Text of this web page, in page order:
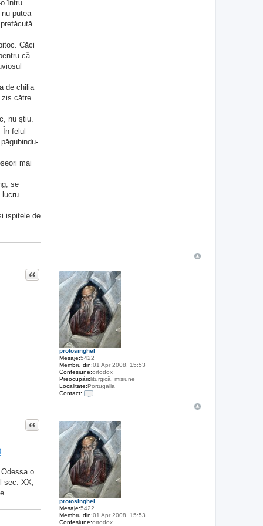
întru
putea
Căci
că
de chilia
zis către
nu ştiu.
i se
Iar
aveţi
de
la
cei ce
ai
felul
mai
se
lucru
ispitele de
protosinghel
Mesaje:5422
Membru din:01 Apr 2008, 15:53
Confesiune:ortodox
Preocupări: liturgică, misiune
Localitate:Portugalia
Contact:
t
a
c
t
e
a
z
ă
p
e
p
r
o
t
o
Citat
protosinghel
Mesaje:5422
Membru din:01 Apr 2008, 15:53
Confesiune:ortodox
Citat
.
o
sec. XX,